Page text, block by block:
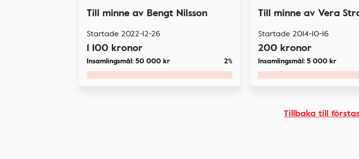
Till minne av Bengt Nilsson
Startade 2022-12-26
1 100 kronor
Insamlingsmål: 50 000 kr 2%
Till minne av Vera
Startade 2014-10-16
200 kronor
Insamlingsmål: 5 000 kr
Tillbaka till